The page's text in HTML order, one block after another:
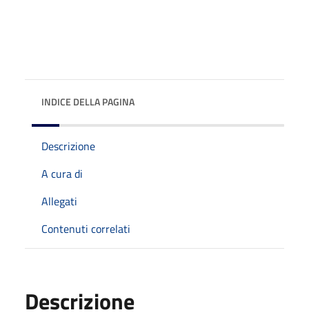
INDICE DELLA PAGINA
Descrizione
A cura di
Allegati
Contenuti correlati
Descrizione